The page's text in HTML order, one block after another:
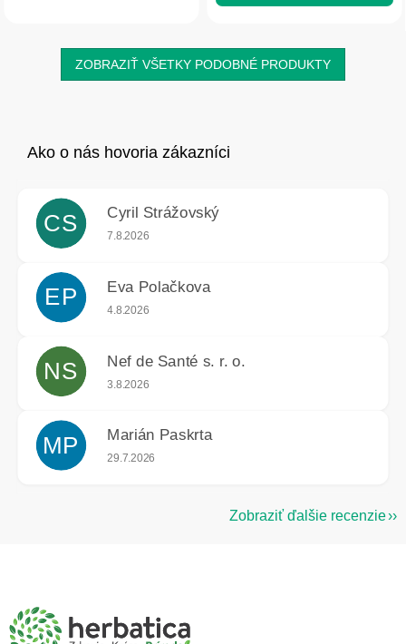
ZOBRAZIŤ VŠETKY PODOBNÉ PRODUKTY
CS Cyril Strážovský
Hodnotenie obchodu je 5 z 5 hviezdičiek.
7.8.2026
EP Eva Polačkova
Hodnotenie obchodu je 5 z 5 hviezdičiek.
4.8.2026
NS Nef de Santé s. r. o.
Hodnotenie obchodu je 5 z 5 hviezdičiek.
3.8.2026
MP Marián Paskrta
Hodnotenie obchodu je 5 z 5 hviezdičiek.
29.7.2026
Zobraziť ďalšie recenzie